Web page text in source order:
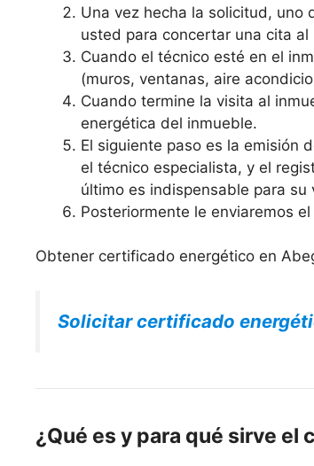
Una vez hecha la solicitud, uno
usted para concertar una cita al
Cuando el técnico esté en el
(muros, ventanas, aire
Cuando termine la visita al
energética del inmueble.
El siguiente paso es la emisión
el técnico especialista, y el
último es indispensable para su
Posteriormente le enviaremos
Obtener certificado energético en
Solicitar certificado
¿Qué es y para qué sirve